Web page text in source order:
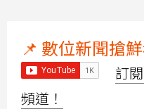
📌 數位新聞搶鮮
訂
頻道！